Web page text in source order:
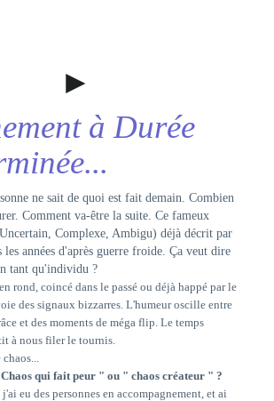
►
à Durée
ne sait de quoi est fait demain. Combien
Comment va-être la suite. Ce fameux
Complexe, Ambigu) déjà décrit par
les années d'après guerre froide. Ça veut dire
tant qu'individu ?
rond, coincé dans le passé ou déjà happé par le
des signaux bizzarres. L'humeur oscille entre
et des moments de méga flip. Le temps
à nous filer le tournis.
qui fait peur " ou " chaos créateur " ?
eu des personnes en accompagnement, et ai